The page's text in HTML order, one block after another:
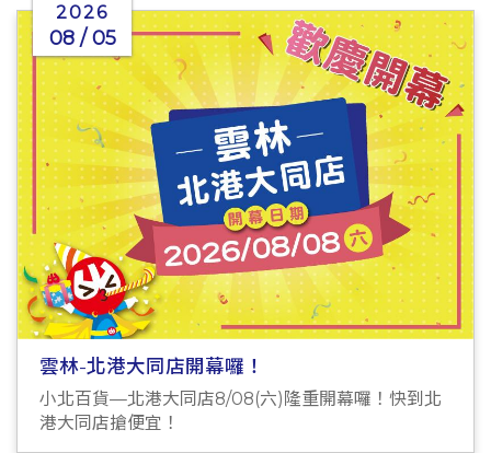
2026
08 / 05
雲林-北港大同店開幕囉！
小北百貨—北港大同店8/08(六)隆重開幕囉！快到北
港大同店搶便宜！